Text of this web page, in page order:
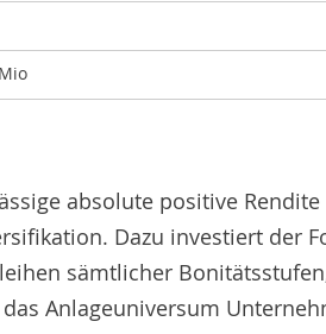
absolute positive
Dazu investiert der
sämtlicher
Anlageuniversum